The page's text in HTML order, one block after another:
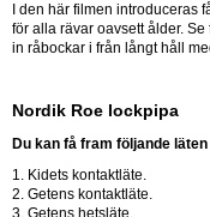
I den här filmen introduceras
för alla rävar oavsett ålder.
in råbockar i från långt håll
Nordik Roe lockpipa
Du kan få fram följande
1. Kidets kontaktläte.
2. Getens kontaktläte.
3. Getens hetsläte.